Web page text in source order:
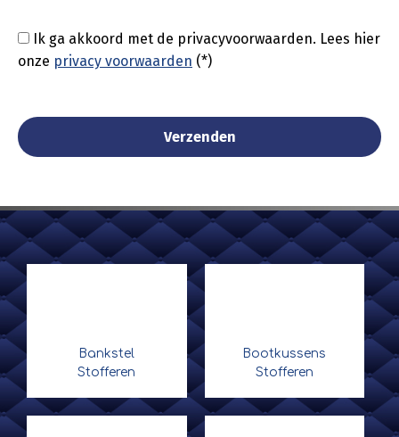
Ik ga akkoord met de privacyvoorwaarden. Lees hier
onze privacy voorwaarden (*)
Bankstel
Stofferen
Bootkussens
Stofferen